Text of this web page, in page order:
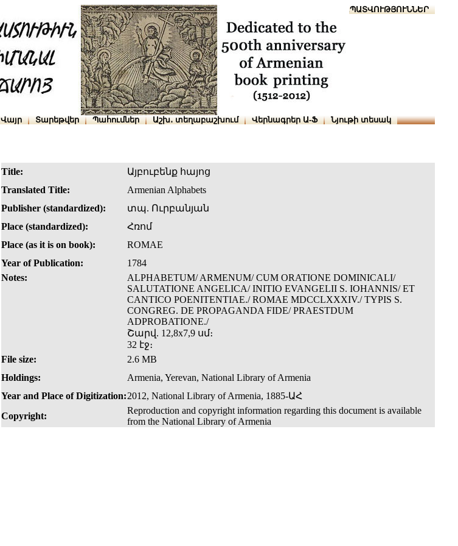
ՆԱԽԱՊԱՏՎՈՒԹՅՈՒՆՆԵՐ
Վայր Տարեթվեր Պահումներ Աշխ․ տեղաբաշխում Վերնագրեր Ա-Ֆ Նյութի տեսակ
Title:
Այբուբենք հայոց
Translated Title:
Armenian Alphabets
Publisher (standardized):
տպ. Ուրբանյան
Place (standardized):
Հռոմ
Place (as it is on book):
ROMAE
Year of Publication:
1784
Notes:
ALPHABETUM/ ARMENUM/ CUM ORATIONE DOMINICALI/
SALUTATIONE ANGELICA/ INITIO EVANGELII S. IOHANNIS/ ET
CANTICO POENITENTIAE./ ROMAE MDCCLXXXIV./ TYPIS S.
CONGREG. DE PROPAGANDA FIDE/ PRAESTDUM
ADPROBATIONE./
Շարվ. 12,8x7,9 սմ։
32 էջ։
File size:
2.6 MB
Holdings:
Armenia, Yerevan, National Library of Armenia
Year and Place of Digitization:2012, National Library of Armenia, 1885-ԱՀ
Copyright:
Reproduction and copyright information regarding this document is available
from the National Library of Armenia